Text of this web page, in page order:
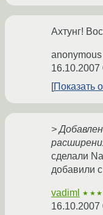
Ахтунг!
anonymous
16.10.2007
Показать
>
сделали
добавили
vadiml
16.10.2007